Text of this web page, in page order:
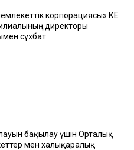
корпорациясы» КЕ
директоры
сұхбат
бақылау үшін Орталық
мен халықаралық